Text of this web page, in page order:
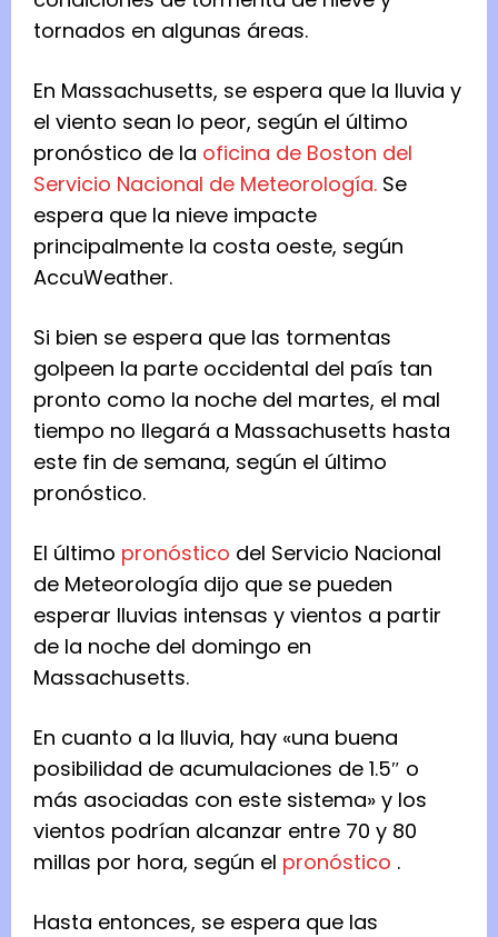
tornados en algunas áreas.
En Massachusetts, se espera que la lluvia y
el viento sean lo peor, según el último
pronóstico de la oficina de Boston del
Servicio Nacional de Meteorología. Se
espera que la nieve impacte
principalmente la costa oeste, según
AccuWeather.
Si bien se espera que las tormentas
golpeen la parte occidental del país tan
pronto como la noche del martes, el mal
tiempo no llegará a Massachusetts hasta
este fin de semana, según el último
pronóstico.
El último pronóstico del Servicio Nacional
de Meteorología dijo que se pueden
esperar lluvias intensas y vientos a partir
de la noche del domingo en
Massachusetts.
En cuanto a la lluvia, hay «una buena
posibilidad de acumulaciones de 1.5″ o
más asociadas con este sistema» y los
vientos podrían alcanzar entre 70 y 80
millas por hora, según el pronóstico .
Hasta entonces, se espera que las